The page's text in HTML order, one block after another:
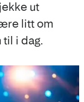
ut
litt om
i dag.